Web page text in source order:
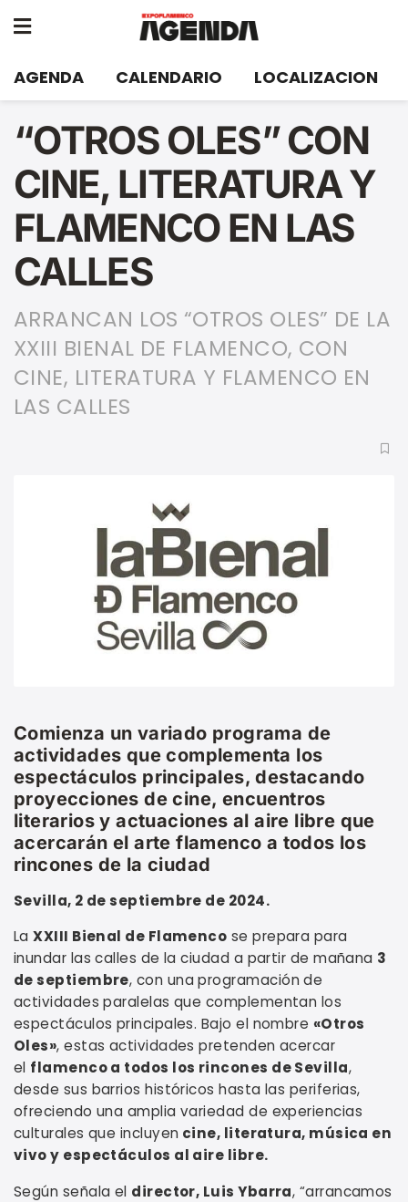
AGENDA CALENDARIO LOCALIZACION
“OTROS OLES” CON
CINE, LITERATURA Y
FLAMENCO EN LAS
CALLES
ARRANCAN LOS “OTROS OLES” DE LA
XXIII BIENAL DE FLAMENCO, CON
CINE, LITERATURA Y FLAMENCO EN
LAS CALLES
Comienza un variado programa de
actividades que complementa los
espectáculos principales, destacando
proyecciones de cine, encuentros
literarios y actuaciones al aire libre que
acercarán el arte flamenco a todos los
rincones de la ciudad
Sevilla, 2 de septiembre de 2024.
LaXXIII Bienal de Flamenco se prepara para
inundar las calles de la ciudad a partir de mañana 3
de septiembre, con una programación de
actividades paralelas que complementan los
espectáculos principales. Bajo el nombre «Otros
Oles», estas actividades pretenden acercar
el flamenco a todos los rincones de Sevilla,
desde sus barrios históricos hasta las periferias,
ofreciendo una amplia variedad de experiencias
culturales que incluyen cine, literatura, música en
vivo y espectáculos al aire libre.
Según señala el director, Luis Ybarra, “arrancamos